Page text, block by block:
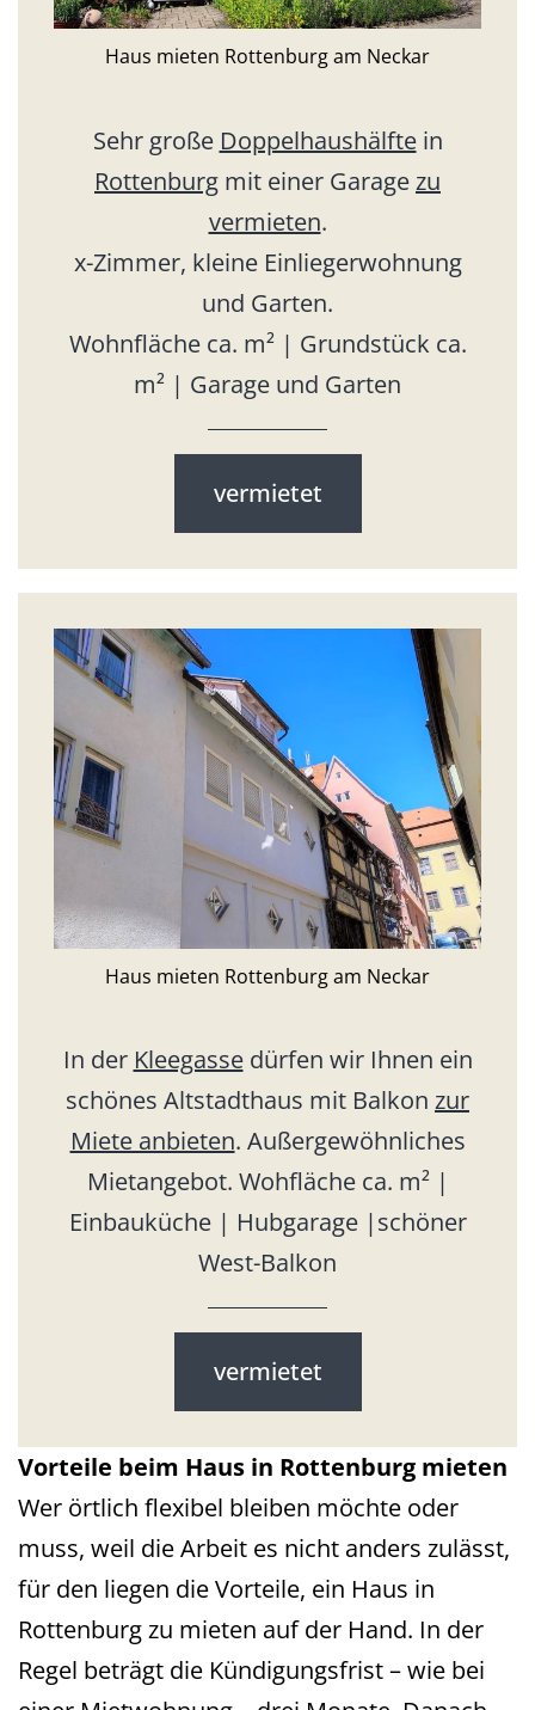
Haus mieten Rottenburg am Neckar
Sehr große Doppelhaushälftein
Rottenburg mit einer Garagezu
vermieten.
x-Zimmer, kleine Einliegerwohnung
und Garten.
Wohnfläche ca. m² | Grundstück ca.
m² | Garage und Garten
vermietet
Haus mieten Rottenburg am Neckar
In der Kleegassedürfen wir Ihnen ein
schönes Altstadthaus mit Balkon zur
Miete anbieten. Außergewöhnliches
Mietangebot. Wohfläche ca. m² |
Einbauküche | Hubgarage |schöner
West-Balkon
vermietet
Vorteile beim Haus in Rottenburg mieten
Wer örtlich flexibel bleiben möchte oder
muss, weil die Arbeit es nicht anders zulässt,
für den liegen die Vorteile, ein Haus in
Rottenburg zu mieten auf der Hand. In der
Regel beträgt die Kündigungsfrist – wie bei